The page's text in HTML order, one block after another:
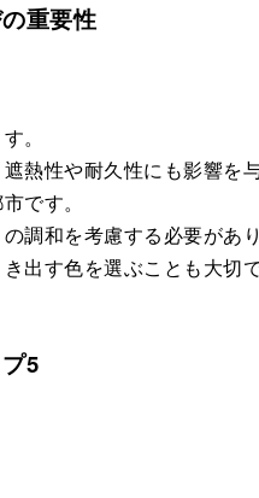
重要性
。
熱性や耐久性にも影響を
です。
調和を考慮する必要があり
出す色を選ぶことも大切で
5